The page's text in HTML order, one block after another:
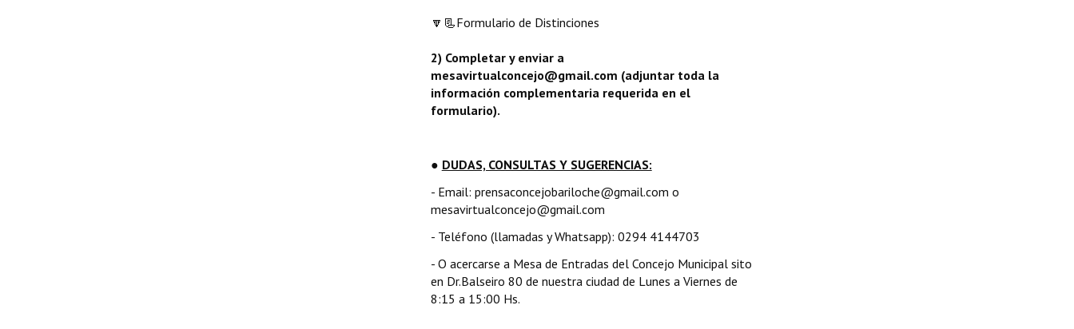
🔽📃Formulario de Distinciones
2) Completar y enviar a
mesavirtualconcejo@gmail.com (adjuntar toda la
información complementaria requerida en el
formulario).
● DUDAS, CONSULTAS Y SUGERENCIAS:
- Email: prensaconcejobariloche@gmail.com o
mesavirtualconcejo@gmail.com
- Teléfono (llamadas y Whatsapp): 0294 4144703
- O acercarse a Mesa de Entradas del Concejo Municipal sito
en Dr.Balseiro 80 de nuestra ciudad de Lunes a Viernes de
8:15 a 15:00 Hs.